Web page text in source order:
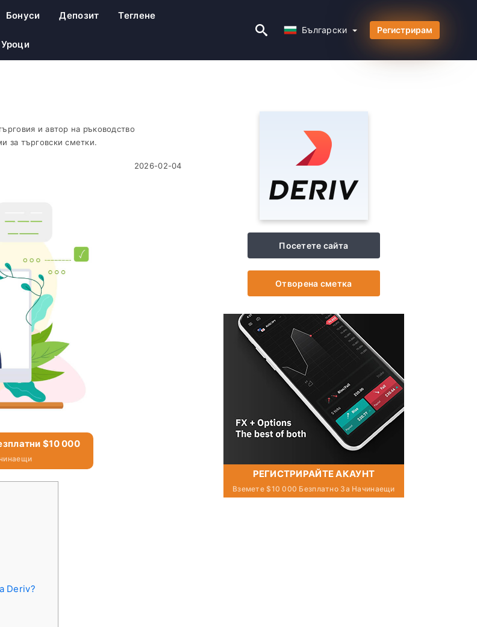
Бонуси Депозит Теглене
Уроци
Български Регистрирам
и автор на ръководство
за търговски сметки.
2026-02-04
$10 000
Deriv?
Посетете сайта
Отворена сметка
РЕГИСТРИРАЙТЕ АКАУНТ
Вземете $10 000 Безплатно За Начинаещи